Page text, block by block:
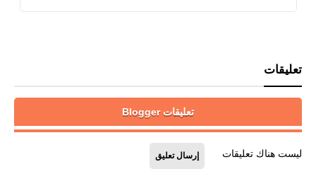
تعليقات
تعليقات Blogger
ليست هناك تعليقات إرسال تعليق